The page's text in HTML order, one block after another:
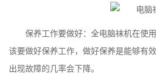
保养工作要做好：全电脑袜机在使
该要做好保养工作，做好保养是能够有
出现故障的几率会下降。